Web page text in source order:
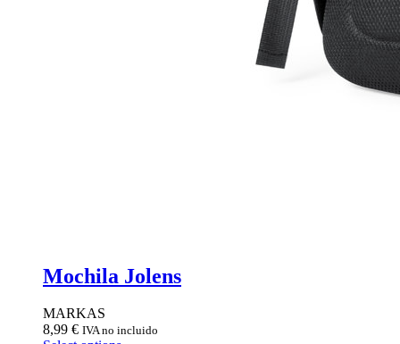
Mochila Jolens
MARKAS
8,99 € IVA no incluido